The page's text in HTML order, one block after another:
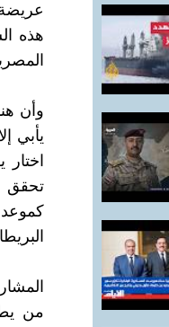
هذه
وأن
يأبي
تحقق
من